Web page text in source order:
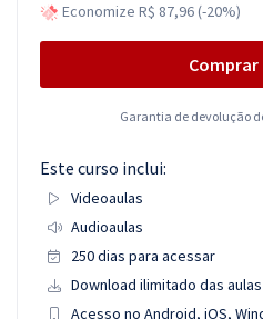
Economize R$ 87,96 (-20%)
Garantia de devolução
Este curso inclui:
Videoaulas
Audioaulas
250 dias para acessar
Download ilimitado das aulas
Acesso no Android, iOS,